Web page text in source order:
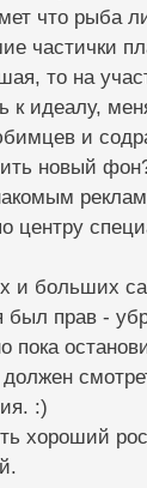
что рыба
частички
то на
идеалу,
и
новый
центру
и больших
был прав -
пока
:)
хороший